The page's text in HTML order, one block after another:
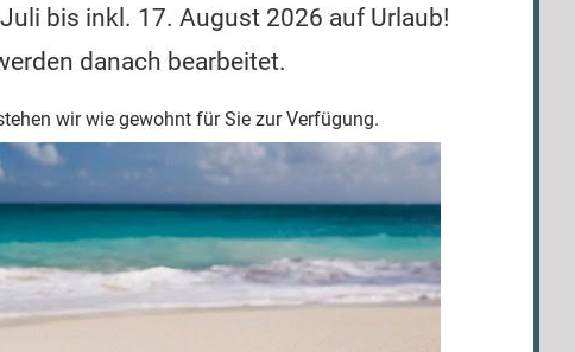
auf die Verwendung von:
oder einen Rucksack mit
die Harnsäurewerte erhöht sind.
bis inkl. 17. August 2026 auf Urlaub!
danach bearbeitet.
wir wie gewohnt für Sie zur Verfügung.